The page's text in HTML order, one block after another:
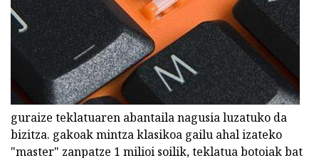
guraize teklatuaren abantaila nagusia luzatuko da
bizitza. gakoak mintza klasikoa gailu ahal izateko
"master" zanpatze 1 milioi soilik, teklatua botoiak bat